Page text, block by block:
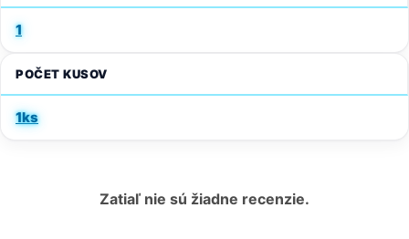
1
POČET KUSOV
1ks
Zatiaľ nie sú žiadne recenzie.